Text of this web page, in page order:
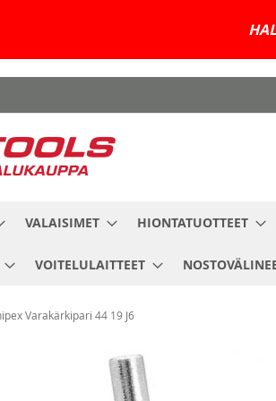
VALAISIMET HIONTATUOTTEET
VOITELULAITTEET
Varakärkipari 44 19 J6